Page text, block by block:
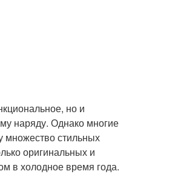
но и
наряду. Однако многие
множество стильных
оригинальных и
в холодное время года.